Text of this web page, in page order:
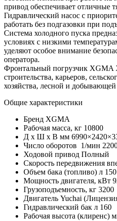
привод обеспечивает отличные
Гидравлический насос с
работать без подгазовки при
Система холодного пуска
условиях с низкими
уделяют особое внимание
оператора.
Фронтальный погрузчик XGMA
строительства, карьеров,
хозяйства, лесной и
Общие характеристики
Бренд XGMA
Рабочая масса, кг 10800
Д x Ш x В мм
Число оборотов 1/мин
Ходовой привод Полный
Скорость передвижения
Объем бака (топливо) л 150
Мощность двигателя, кВт
Грузоподъемность, кг 3200
Двигатель Yuchai
Гидравлический бак л 160
Рабочая высота (клиренс)